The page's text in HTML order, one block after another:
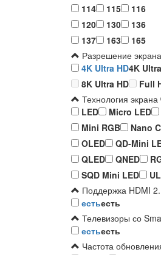
114
115
116
120
130
136
137
163
165
Разрешение экрана
4K Ultra HD4K
8K Ultra HD
Full
Технология экрана
LED
Micro LED
Mini RGB
Nano
OLED
QD-Mini
QLED
QNED
SQD Mini LED
Поддержка HDMI
естьесть
Телевизоры со
естьесть
Частота